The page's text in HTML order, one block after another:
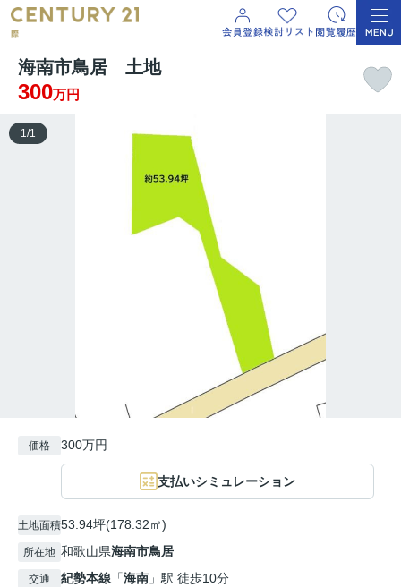
海南市鳥居 土地
300万円
1/1
価格 300万円
支払いシミュレーション
土地面積53.94坪(178.32㎡)
所在地 和歌山県海南市鳥居
交通 紀勢本線 「海南 」駅 徒歩10分